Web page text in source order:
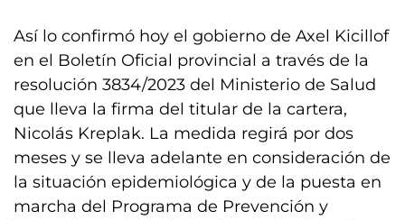
Así lo confirmó hoy el gobierno de Axel Kicillof
en el Boletín Oficial provincial a través de la
resolución 3834/2023 del Ministerio de Salud
que lleva la firma del titular de la cartera,
Nicolás Kreplak. La medida regirá por dos
meses y se lleva adelante en consideración de
la situación epidemiológica y de la puesta en
marcha del Programa de Prevención y